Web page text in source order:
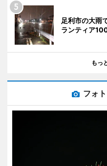
足利市の大雨
ランティア
もっ
フォ